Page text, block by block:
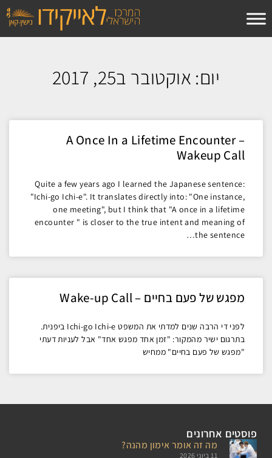
יום: אוקטובר ב25, 2017
A Once In a Lifetime Encounter –
Wakeup Call
Quite a few years ago I learned the Japanese sentence:
"Ichi-go Ichi-e". It translates directly into: "One instance,
one meeting", but I think that "A once in a lifetime
encounter " is closer to the true intent and meaning of
the sentence…
מפגש של פעם בחיים – Wake-up Call
לפני די הרבה שנים למדתי את המשפט Ichi-go Ichi-e ביפנית.
בתרגום ישיר מהמקור: "זמן אחד מפגש אחד" אבל לעניות דעתי
"מפגש של פעם בחיים" ממחיש
פוסטים אחרונים
מה זה אומר אימון מהנה?
11 ביוני 2026